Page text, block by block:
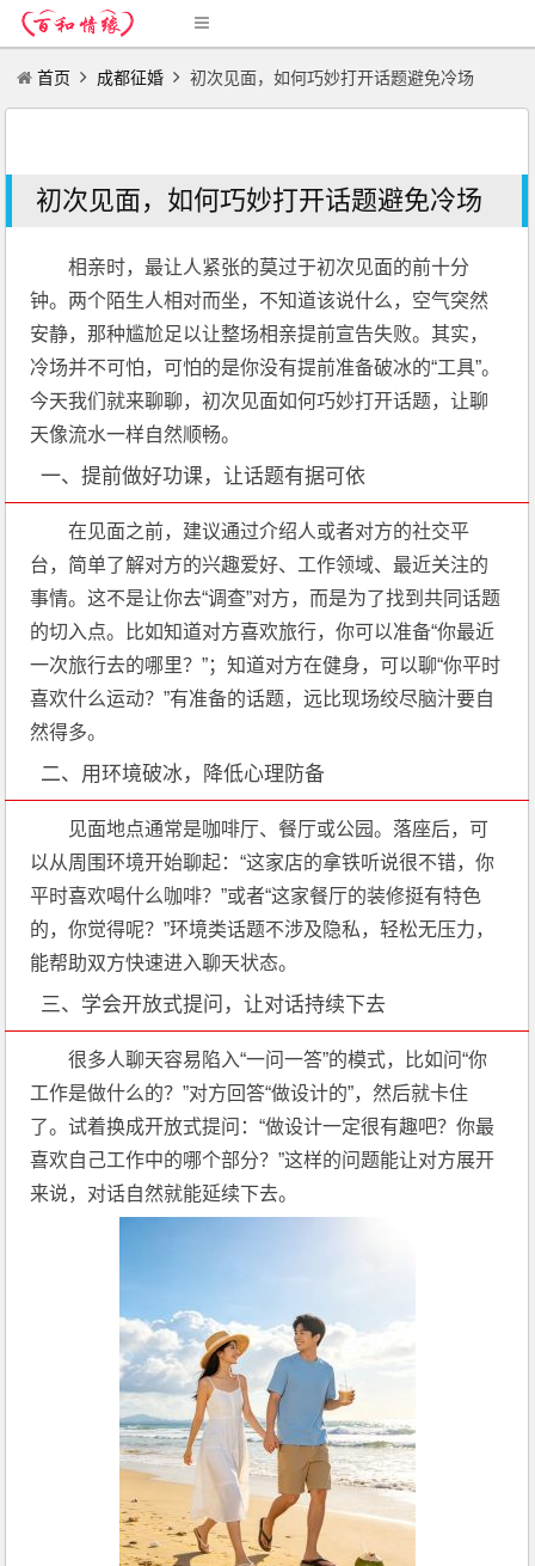
首页 成都征婚 初次见面，如何巧妙打开话题避免冷场
初次见面，如何巧妙打开话题避免冷场
相亲时，最让人紧张的莫过于初次见面的前十分
钟。两个陌生人相对而坐，不知道该说什么，空气突然
安静，那种尴尬足以让整场相亲提前宣告失败。其实，
冷场并不可怕，可怕的是你没有提前准备破冰的“工具”。
今天我们就来聊聊，初次见面如何巧妙打开话题，让聊
天像流水一样自然顺畅。
一、提前做好功课，让话题有据可依
在见面之前，建议通过介绍人或者对方的社交平
台，简单了解对方的兴趣爱好、工作领域、最近关注的
事情。这不是让你去“调查”对方，而是为了找到共同话题
的切入点。比如知道对方喜欢旅行，你可以准备“你最近
一次旅行去的哪里？”；知道对方在健身，可以聊“你平时
喜欢什么运动？”有准备的话题，远比现场绞尽脑汁要自
然得多。
二、用环境破冰，降低心理防备
见面地点通常是咖啡厅、餐厅或公园。落座后，可
以从周围环境开始聊起：“这家店的拿铁听说很不错，你
平时喜欢喝什么咖啡？”或者“这家餐厅的装修挺有特色
的，你觉得呢？”环境类话题不涉及隐私，轻松无压力，
能帮助双方快速进入聊天状态。
三、学会开放式提问，让对话持续下去
很多人聊天容易陷入“一问一答”的模式，比如问“你
工作是做什么的？”对方回答“做设计的”，然后就卡住
了。试着换成开放式提问：“做设计一定很有趣吧？你最
喜欢自己工作中的哪个部分？”这样的问题能让对方展开
来说，对话自然就能延续下去。